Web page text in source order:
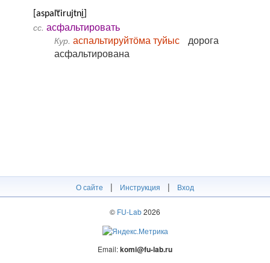
[aspaľťirujtni̮]
сс. асфальтировать
Кур. аспальтируйтӧма туйыс
дорога
асфальтирована
О сайте | Инструкция | Вход
© FU-Lab2026
Email:komi@fu-lab.ru